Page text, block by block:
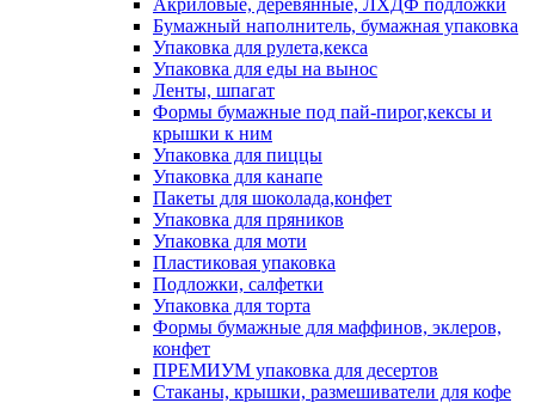
Акриловые, деревянные, ЛХДФ подложки
Бумажный наполнитель, бумажная упаковка
Упаковка для рулета,кекса
Упаковка для еды на вынос
Ленты, шпагат
Формы бумажные под пай-пирог,кексы и
крышки к ним
Упаковка для пиццы
Упаковка для канапе
Пакеты для шоколада,конфет
Упаковка для пряников
Упаковка для моти
Пластиковая упаковка
Подложки, салфетки
Упаковка для торта
Формы бумажные для маффинов, эклеров,
конфет
ПРЕМИУМ упаковка для десертов
Стаканы, крышки, размешиватели для кофе